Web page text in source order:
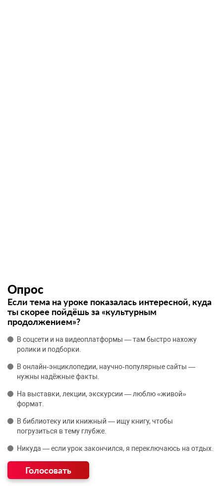
Опрос
Если тема на уроке показалась интересной, куда
ты скорее пойдёшь за «культурным
продолжением»?
В соцсети и на видеоплатформы — там быстро нахожу
ролики и подборки.
В онлайн‑энциклопедии, научно‑популярные сайты —
нужны надёжные факты.
На выставки, лекции, экскурсии — люблю «живой»
формат.
В библиотеку или книжный — ищу книгу, чтобы
погрузиться в тему глубже.
Никуда — если урок закончился, я переключаюсь на отдых.